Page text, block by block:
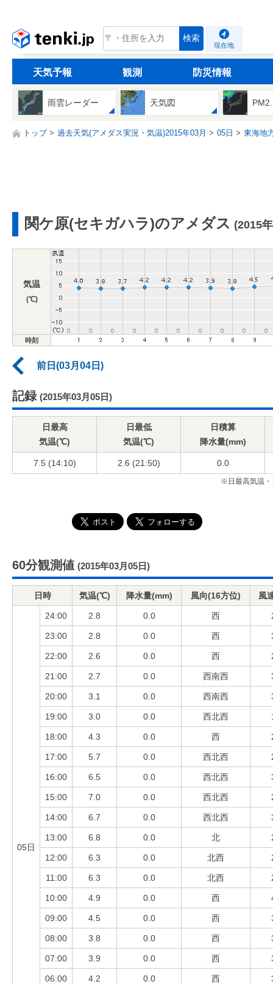
tenki.jp 検索
現在地
天気予報 観測 防災情報
雨雲レーダー 天気図
トップ 過去天気(アメダス実況・気温)2015年03月 05日 東海地
関ケ原(セキガハラ)のアメダス (2015
気温
(℃)
時刻
前日(03月04日)
記録 (2015年03月05日)
日最高
気温(℃)
日最低
気温(℃)
日積算
降水量(mm)
7.5 (14:10) 2.6 (21:50) 0.0
※日最高気温・
60分観測値 (2015年03月05日)
日時 気温(℃) 降水量(mm) 風向(16方位) 風
05日
24:00 2.8 0.0 西
23:00 2.8 0.0 西
22:00 2.6 0.0 西
21:00 2.7 0.0 西南西
20:00 3.1 0.0 西南西
19:00 3.0 0.0 西北西
18:00 4.3 0.0 西
17:00 5.7 0.0 西北西
16:00 6.5 0.0 西北西
15:00 7.0 0.0 西北西
14:00 6.7 0.0 西北西
13:00 6.8 0.0 北
12:00 6.3 0.0 北西
11:00 6.3 0.0 北西
10:00 4.9 0.0 西
09:00 4.5 0.0 西
08:00 3.8 0.0 西
07:00 3.9 0.0 西
06:00 4.2 0.0 西